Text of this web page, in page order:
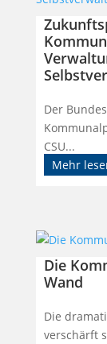
Der
CSU...
Mehr
Die
Wand
Die
verschärft